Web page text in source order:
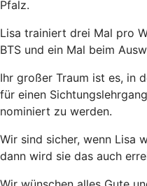
Pfalz.
Lisa trainiert drei Mal pro
BTS und ein Mal beim
Ihr großer Traum ist es, in
für einen
nominiert zu werden.
Wir sind sicher, wenn Lisa
dann wird sie das auch